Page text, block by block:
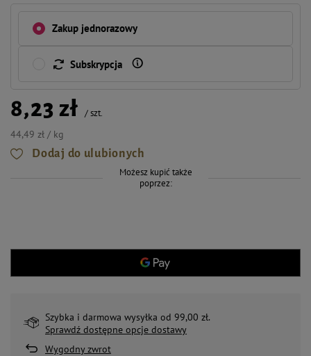
Zakup jednorazowy
Subskrypcja
8,23 zł /szt.
44,49 zł / kg
Dodaj do ulubionych
Możesz kupić także
poprzez:
Szybka i darmowa wysyłka od 99,00 zł.
Sprawdź dostępne opcje dostawy
Wygodny zwrot